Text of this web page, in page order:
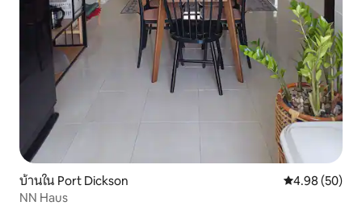
บ้านใน Port Dickson คะแนนเฉลี่ย
4.98 (50)
NN Haus